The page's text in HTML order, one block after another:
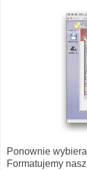
Ponownie
Formatujemy